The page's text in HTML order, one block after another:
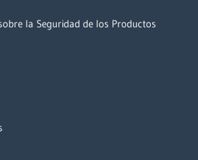
la Seguridad de los Productos